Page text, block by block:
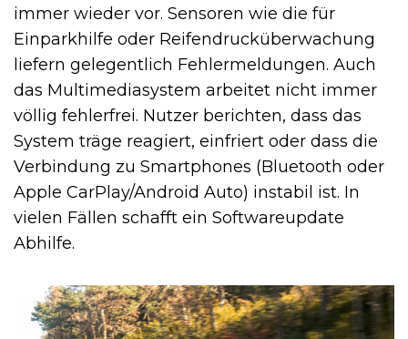
immer wieder vor. Sensoren wie die für
Einparkhilfe oder Reifendrucküberwachung
liefern gelegentlich Fehlermeldungen. Auch
das Multimediasystem arbeitet nicht immer
völlig fehlerfrei. Nutzer berichten, dass das
System träge reagiert, einfriert oder dass die
Verbindung zu Smartphones (Bluetooth oder
Apple CarPlay/Android Auto) instabil ist. In
vielen Fällen schafft ein Softwareupdate
Abhilfe.